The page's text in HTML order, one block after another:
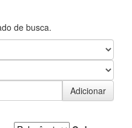
de busca.